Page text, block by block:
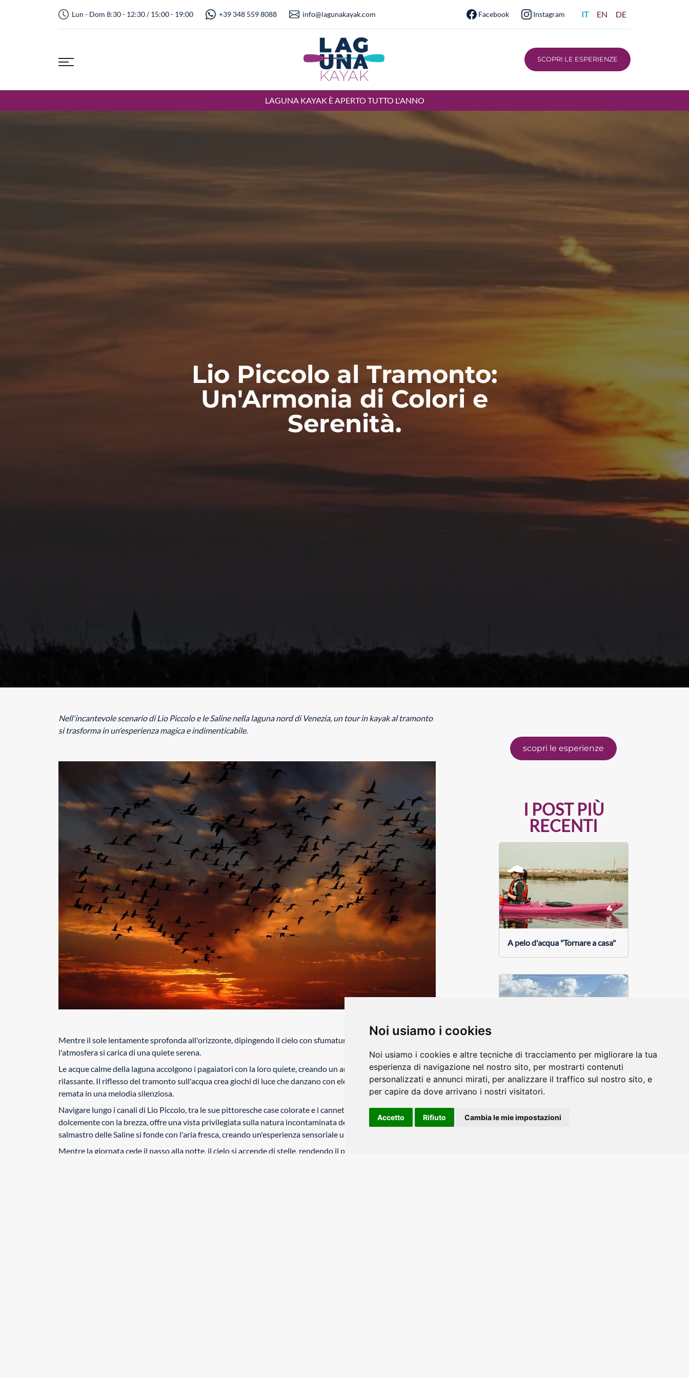
Noi usiamo i cookies
Noi usiamo i cookies e altre tecniche di tracciamento per migliorare la tua
esperienza di navigazione nel nostro sito, per mostrarti contenuti
personalizzati e annunci mirati, per analizzare il traffico sul nostro sito, e
per capire da dove arrivano i nostri visitatori.
Accetto Rifiuto Cambia le mie impostazioni
Lun - Dom 8:30 - 12:30 / 15:00 - 19:00 +39 348 559 8088 info@lagunakayak.com Facebook Instagram IT EN DE
SCOPRI LE ESPERIENZE
LAGUNA KAYAK È APERTO TUTTO L'ANNO
Lio Piccolo al Tramonto:
Un'Armonia di Colori e
Serenità.
Nell'incantevole scenario di Lio Piccolo e le Saline nella laguna nord di Venezia, un tour in kayak al tramonto
si trasforma in un'esperienza magica e indimenticabile.
Mentre il sole lentamente sprofonda all'orizzonte, dipingendo il cielo con sfumature di arancio e rosa,
l'atmosfera si carica di una quiete serena.
Le acque calme della laguna accolgono i pagaiatori con la loro quiete, creando un ambiente intimo e
rilassante. Il riflesso del tramonto sull'acqua crea giochi di luce che danzano con eleganza, avvolgendo ogni
remata in una melodia silenziosa.
Navigare lungo i canali di Lio Piccolo, tra le sue pittoresche case colorate e i canneti che si muovono
dolcemente con la brezza, offre una vista privilegiata sulla natura incontaminata della zona. Il profumo
salmastro delle Saline si fonde con l'aria fresca, creando un'esperienza sensoriale unica.
Mentre la giornata cede il passo alla notte, il cielo si accende di stelle, rendendo il panorama ancora più
scopri le esperienze
I POST PIÙ
RECENTI
A pelo d'acqua "Tornare a casa"
A pelo d'acqua